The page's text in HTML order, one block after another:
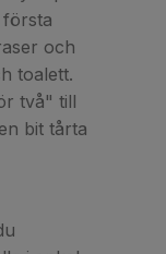
första
och
toalett.
två" till
bit tårta